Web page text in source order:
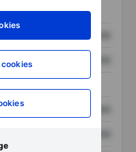
XXXXXXX